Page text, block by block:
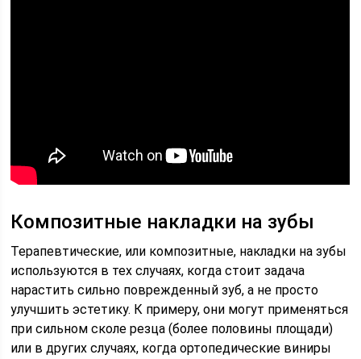
Композитные накладки на зубы
Терапевтические, или композитные, накладки на зубы
используются в тех случаях, когда стоит задача
нарастить сильно поврежденный зуб, а не просто
улучшить эстетику. К примеру, они могут применяться
при сильном сколе резца (более половины площади)
или в других случаях, когда ортопедические виниры